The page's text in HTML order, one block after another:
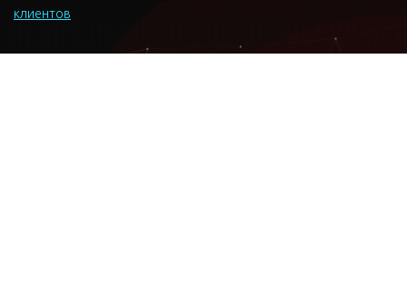
клиентов